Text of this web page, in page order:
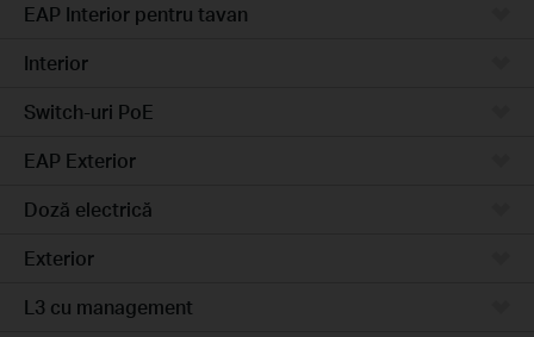
EAP Interior pentru tavan
Interior
Switch-uri PoE
EAP Exterior
Doză electrică
Exterior
L3 cu management